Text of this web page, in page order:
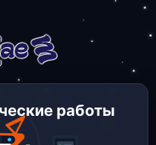
работы